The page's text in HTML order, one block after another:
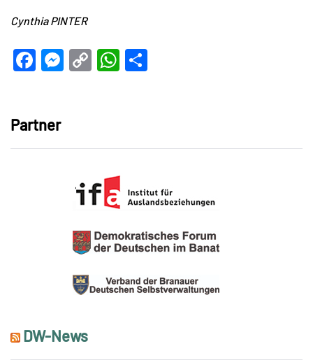
Cynthia PINTER
Facebook
Messenger
CopyWhatsApp
Partner
DW-News